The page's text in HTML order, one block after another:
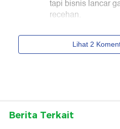
Berita Terkait